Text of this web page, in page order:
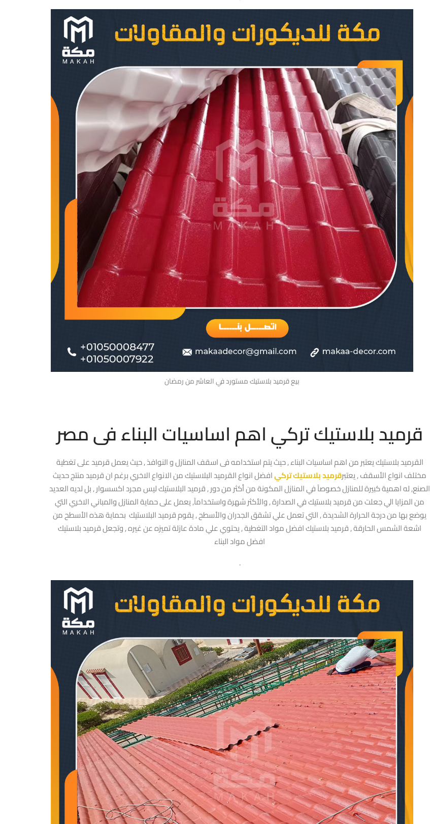
بيع قرميد بلاستيك مستورد في العاشر من رمضان
قرميد بلاستيك تركي اهم اساسيات البناء فى مصر
القرميد بلاستيك يعتبر من اهم اساسيات البناء , حيث يتم استخدامه فى اسقف المنازل و النوافذ , حيث يعمل قرميد على تغطية
مختلف انواع الأسقف , يعتبرقرميد بلاستيك تركيافضل انواع القرميد البلاستيك من الانواع الاخري برغم ان قرميد منتج حديث
الصنع, له اهمية كبيرة للمنازل خصوصآ في المنازل المكونة من أكثر من دور , قرميد البلاستيك ليس مجرد اكسسوار , بل لديه العديد
من المزايا الي جعلت من قرميد بلاستيك في الصدارة , والأكثر شهرة واستخدامآ, يعمل على حماية المنازل والمباني الاخري التي
يوضع بها من درجة الحرارة الشديدة , التي تعمل علي تشقق الجدران والأسطح , يقوم قرميد البلاستيك بحماية هذه الأسطح من
اشعة الشمس الحارقة , قرميد بلاستيك افضل مواد التغطية , يحتوي علي مادة عازلة تميزه عن غيره , وتجعل قرميد بلاستيك
افضل مواد البناء
.